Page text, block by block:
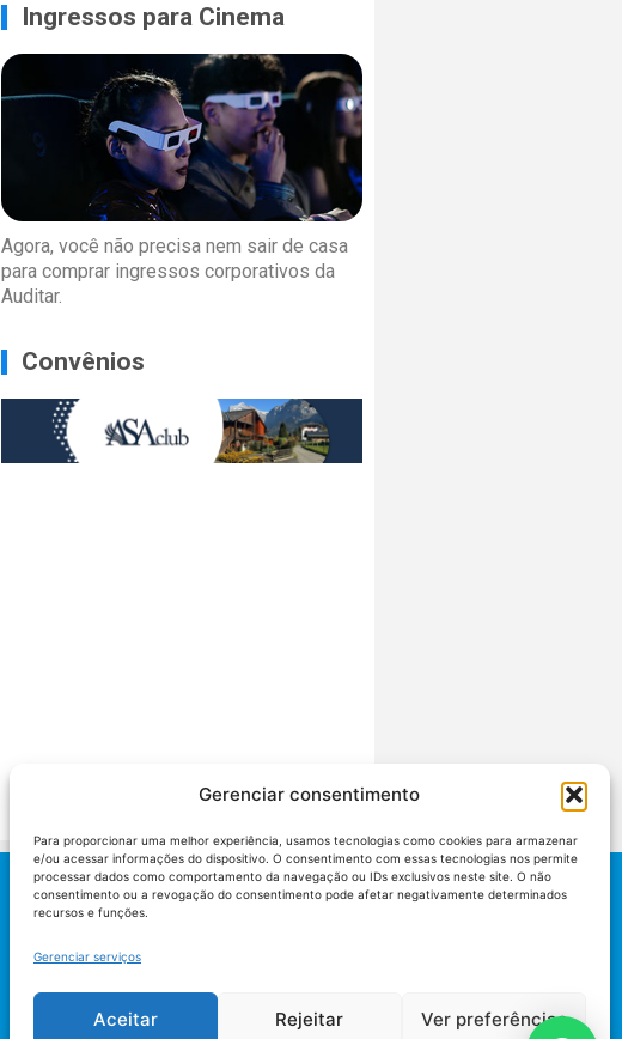
Gerenciar consentimento
Para proporcionar uma melhor experiência, usamos tecnologias como cookies para armazenar
e/ou acessar informações do dispositivo. O consentimento com essas tecnologias nos permite
processar dados como comportamento da navegação ou IDs exclusivos neste site. O não
consentimento ou a revogação do consentimento pode afetar negativamente determinados
recursos e funções.
Gerenciar serviços
Aceitar Rejeitar Ver preferências
Ingressos para Cinema
Agora, você não precisa nem sair de casa
para comprar ingressos corporativos da
Auditar.
Convênios